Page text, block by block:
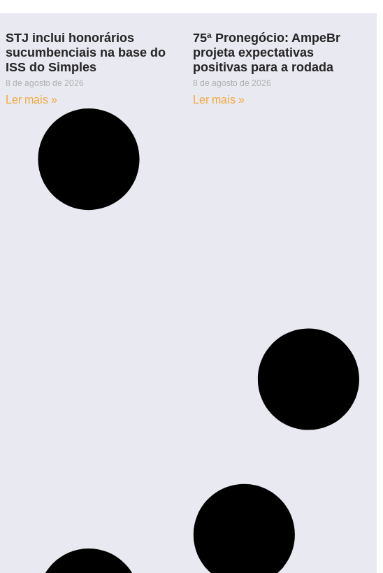
STJ inclui honorários
sucumbenciais na base do
ISS do Simples
8 de agosto de 2026
Ler mais »
75ª Pronegócio: AmpeBr
projeta expectativas
positivas para a rodada
8 de agosto de 2026
Ler mais »